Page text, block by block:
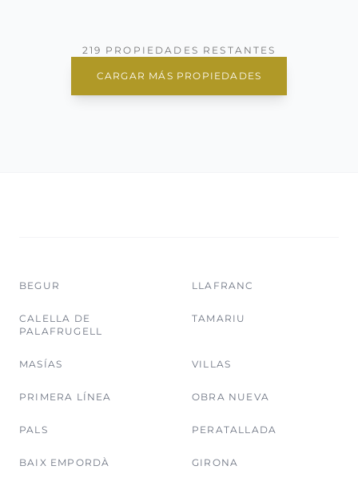
219 PROPIEDADES RESTANTES
CARGAR MÁS PROPIEDADES
BEGUR LLAFRANC
CALELLA DE
PALAFRUGELL
TAMARIU
MASÍAS VILLAS
PRIMERA LÍNEA OBRA NUEVA
PALS PERATALLADA
BAIX EMPORDÀ GIRONA